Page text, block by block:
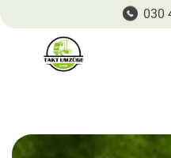
030
Über uns